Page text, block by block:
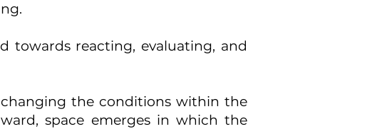
towards reacting, evaluating, and
the conditions within the
space emerges in which the